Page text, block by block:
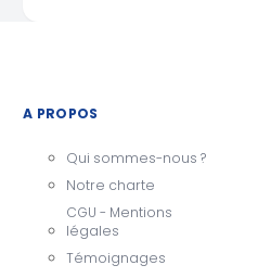
A PROPOS
Qui sommes-nous ?
Notre charte
CGU - Mentions
légales
Témoignages